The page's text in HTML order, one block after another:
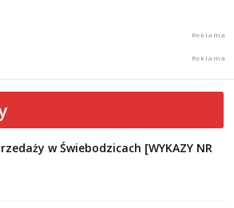
w Świebodzicach [WYKAZY NR